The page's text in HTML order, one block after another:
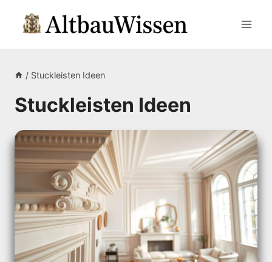
Inhalt
/ Stuckleisten Ideen
Stuckleisten Ideen